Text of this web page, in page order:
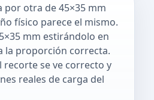
por otra de 45×35 mm
físico parece el mismo.
mm estirándolo en
la proporción correcta.
recorte se ve correcto y
reales de carga del